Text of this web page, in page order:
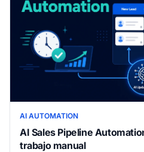
AI AUTOMATION
AI Sales Pipeline
trabajo manual